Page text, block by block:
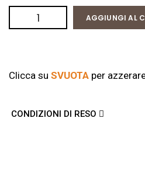
AGGIUNGI AL
Clicca su SVUOTA per
CONDIZIONI DI RESO